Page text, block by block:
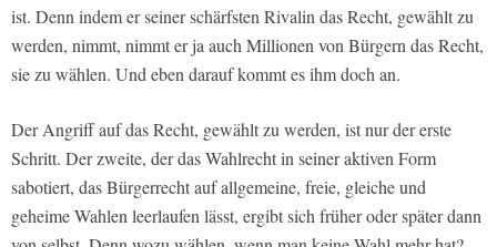
ist. Denn indem er seiner schärfsten Rivalin das Recht, gewählt zu
werden, nimmt, nimmt er ja auch Millionen von Bürgern das Recht,
sie zu wählen. Und eben darauf kommt es ihm doch an.
Der Angriff auf das Recht, gewählt zu werden, ist nur der erste
Schritt. Der zweite, der das Wahlrecht in seiner aktiven Form
sabotiert, das Bürgerrecht auf allgemeine, freie, gleiche und
geheime Wahlen leerlaufen lässt, ergibt sich früher oder später dann